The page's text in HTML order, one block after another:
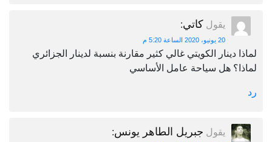
يقول كاتي:
20 يونيو، 2020 الساعة 5:20 م
لماذا دينار الكويتي غالي كثير مقارنة بنسبة لدينار الجزائري
لماذا؟ هل سياحة عامل الأساسي
رد
يقول جبريل الطاهر يونس: